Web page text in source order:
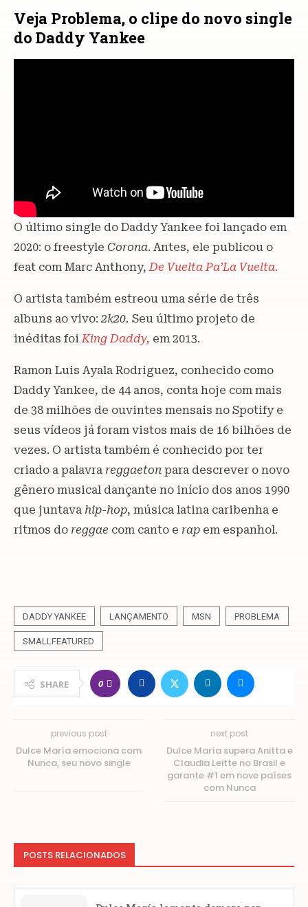
Veja Problema, o clipe do novo single
do Daddy Yankee
O último single do Daddy Yankee foi lançado em
2020: o freestyle Corona. Antes, ele publicou o
feat com Marc Anthony, De Vuelta Pa’La Vuelta.
O artista também estreou uma série de três
albuns ao vivo: 2k20. Seu último projeto de
inéditas foiKing Daddy, em 2013.
Ramon Luis Ayala Rodriguez, conhecido como
Daddy Yankee, de 44 anos, conta hoje com mais
de 38 milhões de ouvintes mensais no Spotify e
seus vídeos já foram vistos mais de 16 bilhões de
vezes. O artista também é conhecido por ter
criado a palavra reggaeton para descrever o novo
gênero musical dançante no início dos anos 1990
que juntava hip-hop, música latina caribenha e
ritmos do reggae com canto e rap em espanhol.
DADDY YANKEE LANÇAMENTO MSN PROBLEMA
SMALLFEATURED
SHARE 0
previous post
Dulce María emociona com
Nunca, seu novo single
next post
Dulce María supera Anitta e
Claudia Leitte no Brasil e
garante #1 em nove países
com Nunca
POSTS RELACIONADOS